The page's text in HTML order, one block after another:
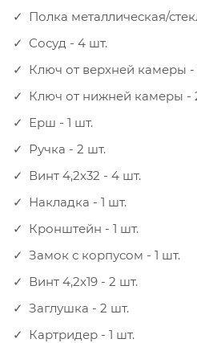
Полка металлическая/
Сосуд - 4 шт.
Ключ от верхней камеры -
Ключ от нижней камеры -
Ерш - 1 шт.
Ручка - 2 шт.
Винт 4,2x32 - 4 шт.
Накладка - 1 шт.
Кронштейн - 1 шт.
Замок с корпусом - 1 шт.
Винт 4,2х19 - 2 шт.
Заглушка - 2 шт.
Картридер - 1 шт.